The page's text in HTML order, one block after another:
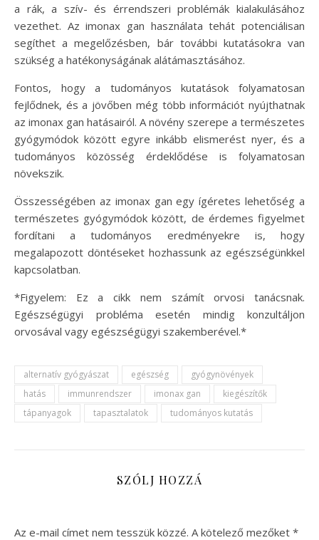
a rák, a szív- és érrendszeri problémák kialakulásához
vezethet. Az imonax gan használata tehát potenciálisan
segíthet a megelőzésben, bár további kutatásokra van
szükség a hatékonyságának alátámasztásához.
Fontos, hogy a tudományos kutatások folyamatosan
fejlődnek, és a jövőben még több információt nyújthatnak
az imonax gan hatásairól. A növény szerepe a természetes
gyógymódok között egyre inkább elismerést nyer, és a
tudományos közösség érdeklődése is folyamatosan
növekszik.
Összességében az imonax gan egy ígéretes lehetőség a
természetes gyógymódok között, de érdemes figyelmet
fordítani a tudományos eredményekre is, hogy
megalapozott döntéseket hozhassunk az egészségünkkel
kapcsolatban.
*Figyelem: Ez a cikk nem számít orvosi tanácsnak.
Egészségügyi probléma esetén mindig konzultáljon
orvosával vagy egészségügyi szakemberével.*
alternatív gyógyászat egészség
gyógynövények
hatás
immunrendszer imonax gan
kiegészítők
tápanyagok
tapasztalatok tudományos kutatás
SZÓLJ HOZZÁ
Az e-mail címet nem tesszük közzé. A kötelező mezőket *